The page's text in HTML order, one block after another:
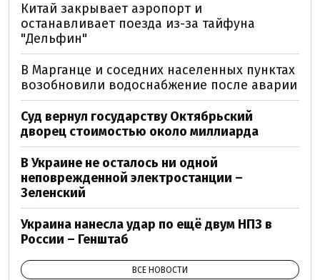
Китай закрывает аэропорт и
останавливает поезда из-за тайфуна
"Дельфин"
В Марганце и соседних населенных пунктах
возобновили водоснабжение после аварии
Суд вернул государству Октябрьский
дворец стоимостью около миллиарда
В Украине не осталось ни одной
неповрежденной электростанции –
Зеленский
Украина нанесла удар по ещё двум НПЗ в
России – Генштаб
ВСЕ НОВОСТИ